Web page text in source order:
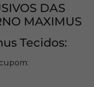
DAS
MAXIMUS
Tecidos: